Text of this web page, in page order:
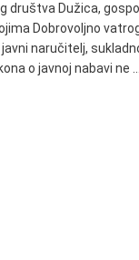
društva Dužica,
Dobrovoljno
naručitelj,
o javnoj nabavi ne …